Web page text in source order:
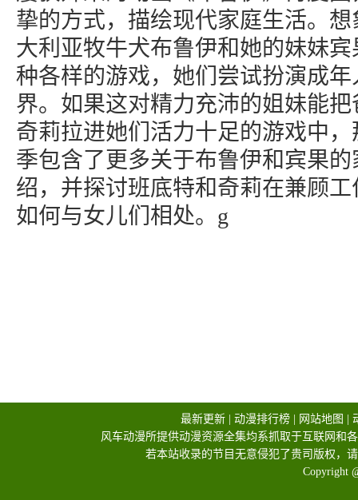
挚的方式，描绘现代家庭生活。
大利亚牧牛犬布鲁伊和她的妹妹
种各样的游戏，她们尝试扮演成
界。如果这对精力充沛的姐妹能
奇莉拉进她们活力十足的游戏中
季包含了更多关于布鲁伊和宾果
绍，并探讨班底特和奇莉在兼顾
如何与女儿们相处。g
最新更新 动漫排行榜 网站地图
风车动漫所提供动漫资源全集均系抓取于互联网和
若本站收录的节目无意侵犯了贵司版权，
Copyright